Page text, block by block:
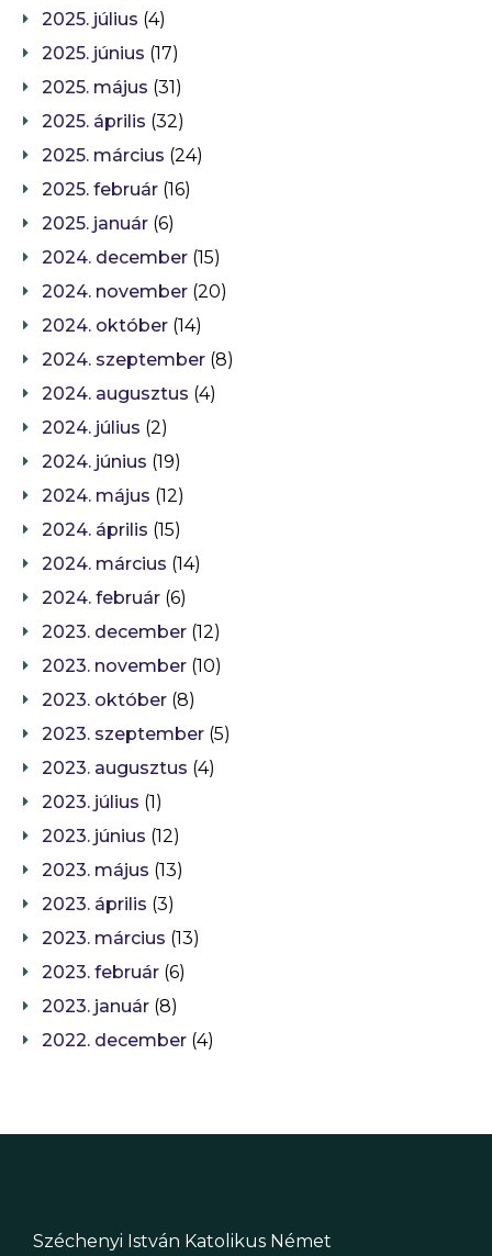
2025. július (4)
2025. június (17)
2025. május (31)
2025. április (32)
2025. március (24)
2025. február (16)
2025. január (6)
2024. december (15)
2024. november (20)
2024. október (14)
2024. szeptember (8)
2024. augusztus (4)
2024. július (2)
2024. június (19)
2024. május (12)
2024. április (15)
2024. március (14)
2024. február (6)
2023. december (12)
2023. november (10)
2023. október (8)
2023. szeptember (5)
2023. augusztus (4)
2023. július (1)
2023. június (12)
2023. május (13)
2023. április (3)
2023. március (13)
2023. február (6)
2023. január (8)
2022. december (4)
Széchenyi István Katolikus Német